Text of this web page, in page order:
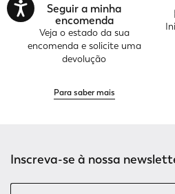
Seguir a minha
encomenda
Veja o estado da sua
encomenda e solicite uma
devolução
Para saber mais
Inscreva-se à nossa